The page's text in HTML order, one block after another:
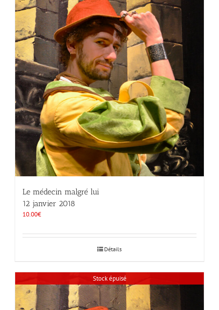
Le médecin malgré lui
12 janvier 2018
10.00€
Détails
Stock épuisé